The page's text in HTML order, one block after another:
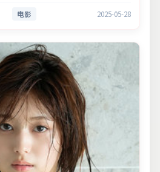
电影 2025-05-28